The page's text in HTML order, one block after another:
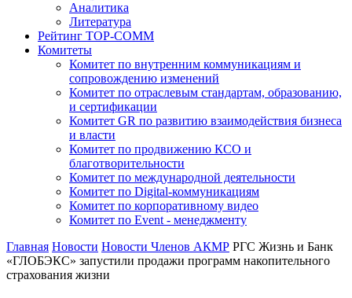
Аналитика
Литература
Рейтинг TOP-COMM
Комитеты
Комитет по внутренним коммуникациям и
сопровождению изменений
Комитет по отраслевым стандартам, образованию,
и сертификации
Комитет GR по развитию взаимодействия бизнеса
и власти
Комитет по продвижению КСО и
благотворительности
Комитет по международной деятельности
Комитет по Digital-коммуникациям
Комитет по корпоративному видео
Комитет по Event - менеджменту
Главная Новости Новости Членов АКМР РГС Жизнь и Банк
«ГЛОБЭКС» запустили продажи программ накопительного
страхования жизни